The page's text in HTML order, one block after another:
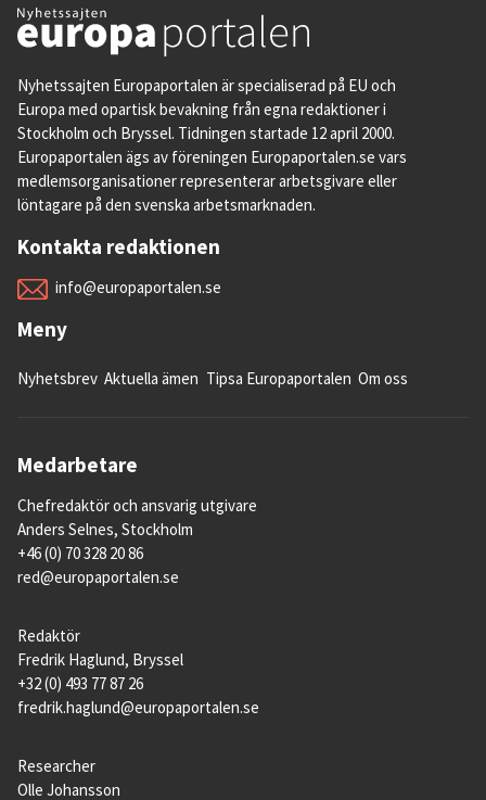
Nyhetssajten Europaportalen är specialiserad på EU och
Europa med opartisk bevakning från egna redaktioner i
Stockholm och Bryssel. Tidningen startade 12 april 2000.
Europaportalen ägs av föreningen Europaportalen.se vars
medlemsorganisationer representerar arbetsgivare eller
löntagare på den svenska arbetsmarknaden.
Kontakta redaktionen
info@europaportalen.se
Meny
Nyhetsbrev Aktuella ämen Tipsa Europaportalen Om oss
Medarbetare
Chefredaktör och ansvarig utgivare
Anders Selnes, Stockholm
+46 (0) 70 328 20 86
red@europaportalen.se
Redaktör
Fredrik Haglund, Bryssel
+32 (0) 493 77 87 26
fredrik.haglund@europaportalen.se
Researcher
Olle Johansson